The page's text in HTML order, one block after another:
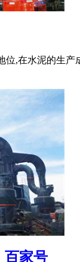
,在水泥的生
百家号